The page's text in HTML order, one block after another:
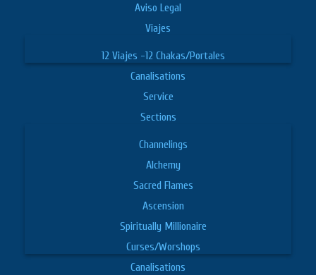
Aviso Legal
Viajes
12 Viajes -12 Chakas/Portales
Canalisations
Service
Sections
Channelings
Alchemy
Sacred Flames
Ascension
Spiritually Millionaire
Curses/Worshops
Canalisations